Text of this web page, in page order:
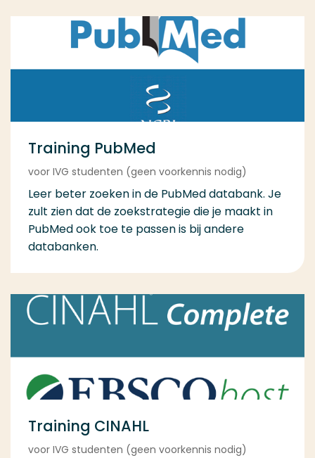
Training PubMed
voor IVG studenten (geen voorkennis nodig)
Leer beter zoeken in de PubMed databank. Je
zult zien dat de zoekstrategie die je maakt in
PubMed ook toe te passen is bij andere
databanken.
Training CINAHL
voor IVG studenten (geen voorkennis nodig)